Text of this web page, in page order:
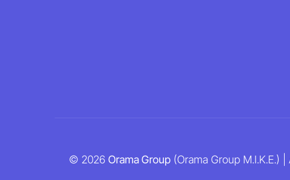
© 2026 Orama Group (Orama Group Μ.Ι.Κ.Ε.)